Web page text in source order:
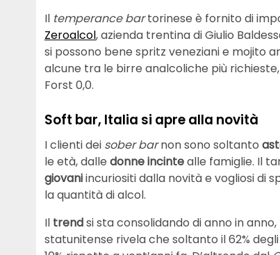
Il temperance bartorinese è fornito di
Zeroalcol, azienda trentina di Giulio
si possono bene spritz veneziani e mojito
alcune tra le birre analcoliche più
Forst 0,0.
Soft bar, Italia si apre alla novità
I clienti dei sober barnon sono soltanto
le età, dalle donne incintealle famiglie. Il
giovaniincuriositi dalla novità e vogliosi di
la quantità di alcol.
Il trendsi sta consolidando di anno in
statunitense rivela che soltanto il 62%